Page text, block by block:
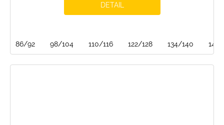
DETAIL
86/92 98/104 110/116 122/128 134/140 146/